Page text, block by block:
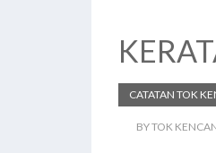
CATATAN TOK
BY TOK